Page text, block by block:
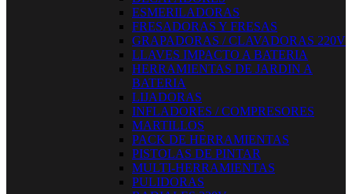
ESMERILADORAS
FRESADORAS Y FRESAS
GRAPADORAS / CLAVADORAS 220V
LLAVES IMPACTO A BATERIA
HERRAMIENTAS DE JARDIN A
BATERIA
LIJADORAS
INFLADORES / COMPRESORES
MARTILLOS
PACK DE HERRAMIENTAS
PISTOLAS DE PINTAR
MULTI-HERRAMIENTAS
PULIDORAS